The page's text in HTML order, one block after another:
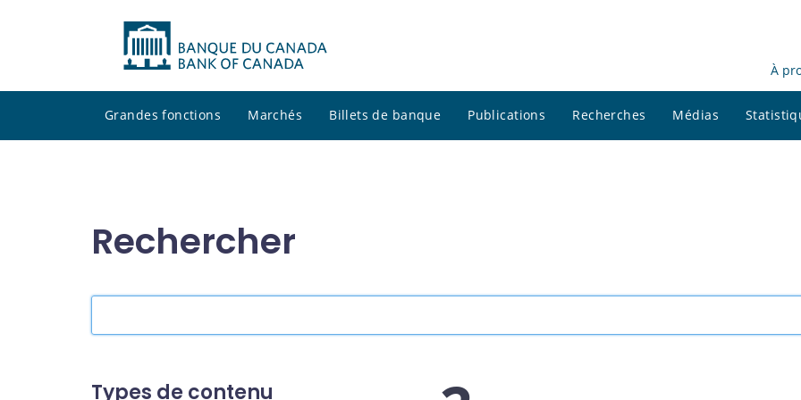
À
Grandes fonctions Marchés Billets de banque Publications Recherches Médias
Rechercher
site
Types de contenu